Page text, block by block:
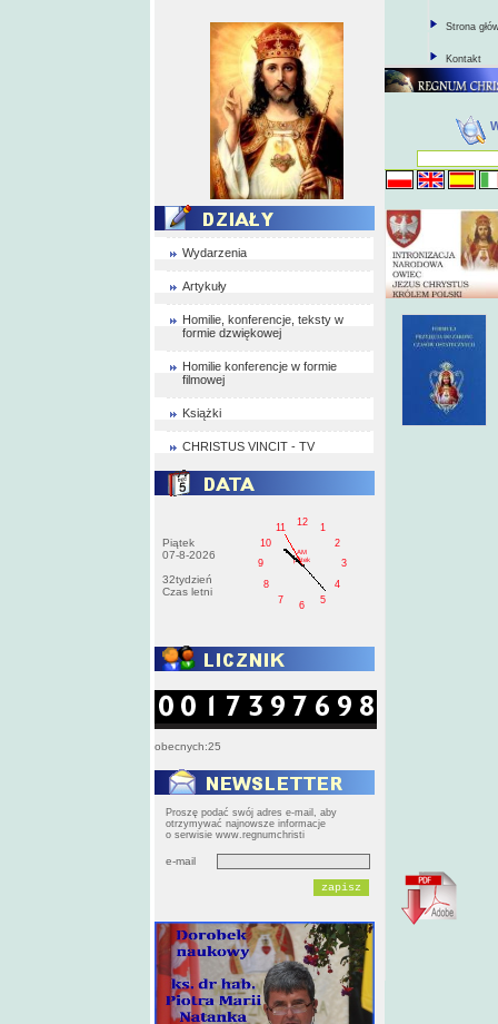
Wydarzenia
Artykuły
Homilie, konferencje, teksty w
formie dzwiękowej
Homilie konferencje w formie
filmowej
Książki
CHRISTUS VINCIT - TV
Piątek
07-8-2026
32tydzień
Czas letni
1
2
3
4
5
6
7
8
9
10
11
12
AM
pištek
obecnych:25
Proszę podać swój adres e-mail, aby
otrzymywać najnowsze informacje
o serwisie www.regnumchristi
e-mail
Strona
Kontakt